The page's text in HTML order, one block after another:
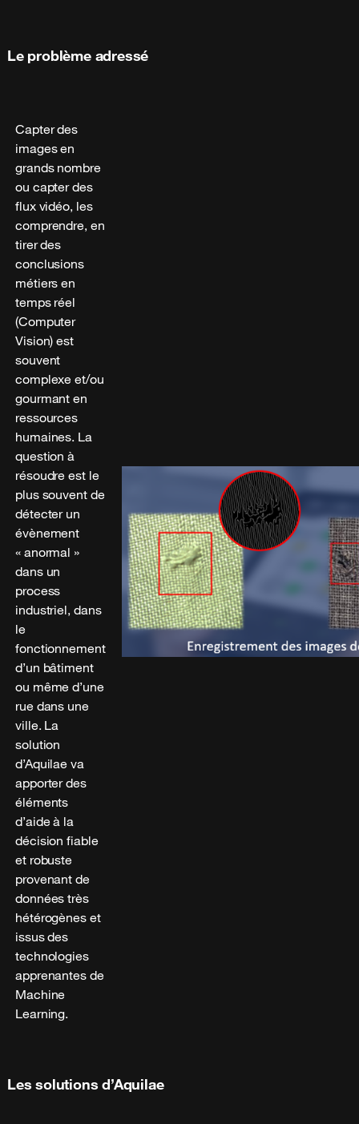
Le problème adressé
Capter des
images en
grands nombre
ou capter des
flux vidéo, les
comprendre, en
tirer des
conclusions
métiers en
temps réel
(Computer
Vision) est
souvent
complexe et/ou
gourmant en
ressources
humaines. La
question à
résoudre est le
plus souvent de
détecter un
évènement
« anormal »
dans un
process
industriel, dans
le
fonctionnement
d’un bâtiment
ou même d’une
rue dans une
ville. La
solution
d’Aquilae va
apporter des
éléments
d’aide à la
décision fiable
et robuste
provenant de
données très
hétérogènes et
issus des
technologies
apprenantes de
Machine
Learning.
Les solutions d’Aquilae